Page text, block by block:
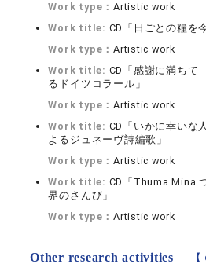
Work type：Artistic work
Work title: CD「日ごとの糧を
Work type：Artistic work
Work title: CD「感謝に満ちて
るドイツコラール」
Work type：Artistic work
Work title: CD「いかに幸いな
よるジュネーヴ詩編歌」
Work type：Artistic work
Work title: CD「Thuma Mina
界のさんび」
Work type：Artistic work
Other research activities